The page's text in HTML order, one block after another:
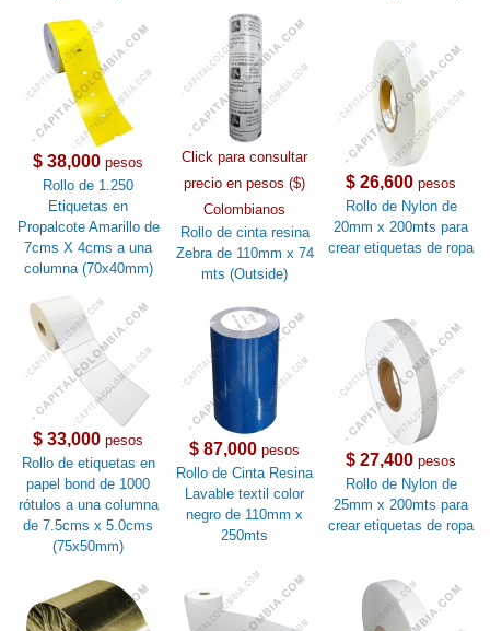
$ 38,000 pesos
Rollo de 1.250
Etiquetas en
Propalcote Amarillo de
7cms X 4cms a una
columna (70x40mm)
Click para consultar
precio en pesos ($)
Colombianos
Rollo de cinta resina
Zebra de 110mm x 74
mts (Outside)
$ 26,600 pesos
Rollo de Nylon de
20mm x 200mts para
crear etiquetas de ropa
$ 33,000 pesos
Rollo de etiquetas en
papel bond de 1000
rótulos a una columna
de 7.5cms x 5.0cms
(75x50mm)
$ 87,000 pesos
Rollo de Cinta Resina
Lavable textil color
negro de 110mm x
250mts
$ 27,400 pesos
Rollo de Nylon de
25mm x 200mts para
crear etiquetas de ropa